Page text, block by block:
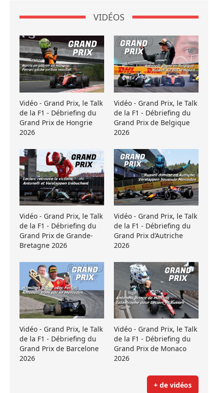
VIDÉOS
Vidéo - Grand Prix, le Talk
de la F1 - Débriefing du
Grand Prix de Hongrie
2026
Vidéo - Grand Prix, le Talk
de la F1 - Débriefing du
Grand Prix de Belgique
2026
Vidéo - Grand Prix, le Talk
de la F1 - Débriefing du
Grand Prix de Grande-
Bretagne 2026
Vidéo - Grand Prix, le Talk
de la F1 - Débriefing du
Grand Prix d’Autriche
2026
Vidéo - Grand Prix, le Talk
de la F1 - Débriefing du
Grand Prix de Barcelone
2026
Vidéo - Grand Prix, le Talk
de la F1 - Débriefing du
Grand Prix de Monaco
2026
+ de vidéos